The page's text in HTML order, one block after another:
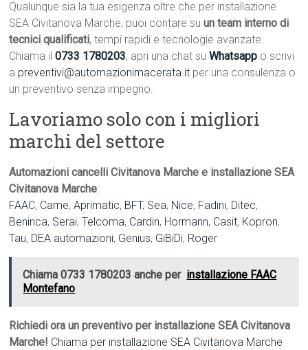
Qualunque sia la tua esigenza oltre che per installazione
SEA Civitanova Marche, puoi contare suun team interno di
tecnici qualificati, tempi rapidi e tecnologie avanzate.
Chiama il0733 1780203, apri una chat suWhatsapp o scrivi
a preventivi@automazionimacerata.it per una consulenza o
un preventivo senza impegno.
Lavoriamo solo con i migliori
marchi del settore
Automazioni cancelli Civitanova Marche e installazione SEA
Civitanova Marche:
FAAC, Came,Aprimatic, BFT, Sea, Nice, Fadini, Ditec,
Beninca, Serai,Telcoma, Cardin, Hormann, Casit, Kopron,
Tau, DEA automazioni, Genius, GiBiDi, Roger
Chiama 0733 1780203 anche per installazione FAAC
Montefano
Richiedi ora un preventivo per installazione SEA Civitanova
Marche! Chiama per installazione SEA Civitanova Marche